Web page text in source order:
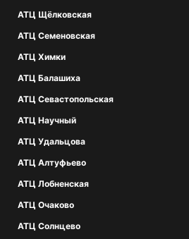
АТЦ Щёлковская
АТЦ Семеновская
АТЦ Химки
АТЦ Балашиха
АТЦ Севастопольская
АТЦ Научный
АТЦ Удальцова
АТЦ Алтуфьево
АТЦ Лобненская
АТЦ Очаково
АТЦ Солнцево